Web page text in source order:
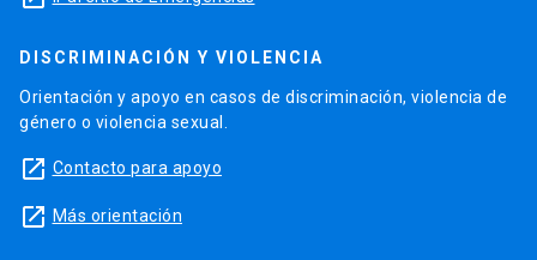
DISCRIMINACIÓN Y VIOLENCIA
Orientación y apoyo en casos de discriminación, violencia de
género o violencia sexual.
launch Contacto para apoyo
launch Más orientación